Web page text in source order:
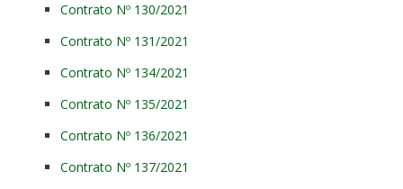
Contrato Nº 130/2021
Contrato Nº 131/2021
Contrato Nº 134/2021
Contrato Nº 135/2021
Contrato Nº 136/2021
Contrato Nº 137/2021